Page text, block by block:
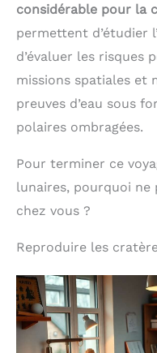
considérable pour la
permettent d’étudier
d’évaluer les
missions spatiales et
preuves d’eau sous
polaires ombragées.
Pour terminer ce
lunaires, pourquoi
chez vous ?
Reproduire les